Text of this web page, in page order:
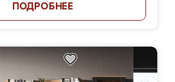
ПОДРОБНЕЕ